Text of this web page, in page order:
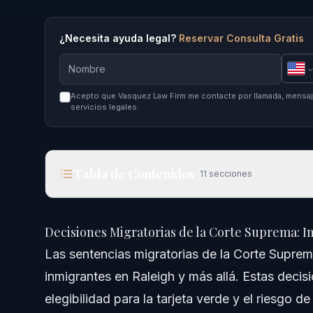
¿Necesita ayuda legal? Reservar Consulta Gratis
Acepto que Vasquez Law Firm me contacte por llamada,
servicios legales.
11 secciones
Respuesta Rápida
Resumen de las Decisiones Migratorias de la
¿Cuál es el Papel de los Jueces Migratorios?
Decisiones Migratorias de la Corte Suprema:
Las sentencias migratorias de la Corte
inmigrantes en Raleigh y más allá. Estas
elegibilidad para la tarjeta verde y el riesgo